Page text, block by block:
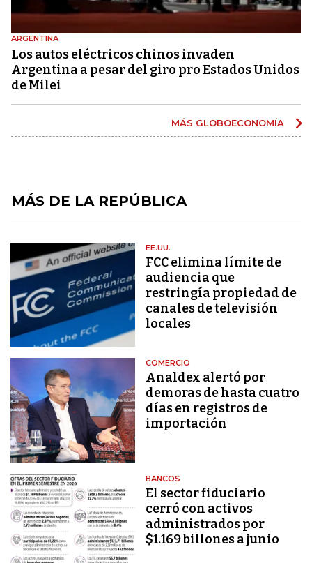
ARGENTINA
Los autos eléctricos chinos invaden
Argentina a pesar del giro pro Estados Unidos
de Milei
MÁS GLOBOECONOMÍA
MÁS DE LA REPÚBLICA
EE.UU.
FCC elimina límite de
audiencia que
restringía propiedad de
canales de televisión
locales
COMERCIO
Analdex alertó por
demoras de hasta cuatro
días en registros de
importación
BANCOS
El sector fiduciario
cerró con activos
administrados por
$1.169 billones a junio